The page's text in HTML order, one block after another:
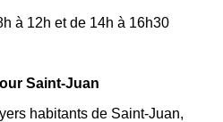
à 12h et de 14h à 16h30
Saint-Juan
habitants de Saint-Juan,